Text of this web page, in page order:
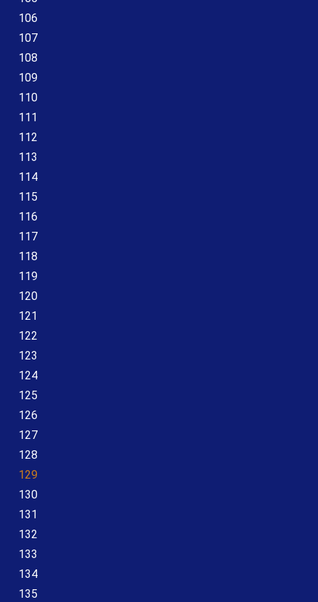
106
107
108
109
110
111
112
113
114
115
116
117
118
119
120
121
122
123
124
125
126
127
128
129
130
131
132
133
134
135